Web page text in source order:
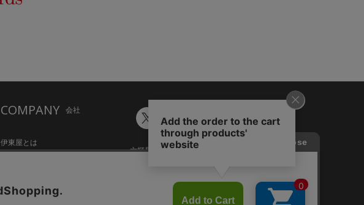
COMPANY 会社
伊東屋とは
採用情報
六輝早見表